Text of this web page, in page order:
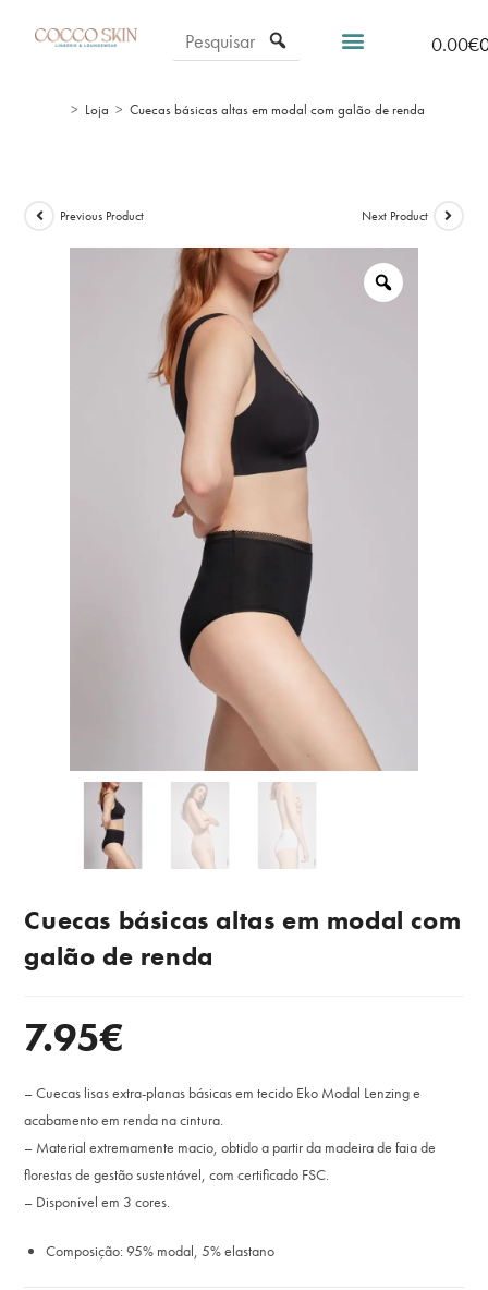
0.00€
> Loja > Cuecas básicas altas em modal com galão de renda
Previous Product Next Product
Cuecas básicas altas em modal com
galão de renda
7.95€
– Cuecas lisas extra-planas básicas em tecido Eko Modal Lenzing e
acabamento em renda na cintura.
– Material extremamente macio, obtido a partir da madeira de faia de
florestas de gestão sustentável, com certificado FSC.
– Disponível em 3 cores.
Composição: 95% modal, 5% elastano